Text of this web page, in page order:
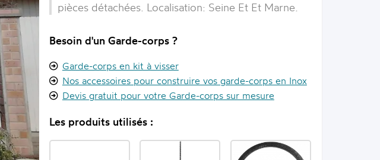
pièces détachées. Localisation: Seine Et Et Marne
Besoin d'un Garde-corps ?
Garde-corps en kit à visser
Nos accessoires pour construire vos garde-corps en Inox
Devis gratuit pour votre Garde-corps sur mesure
Les produits utilisés :